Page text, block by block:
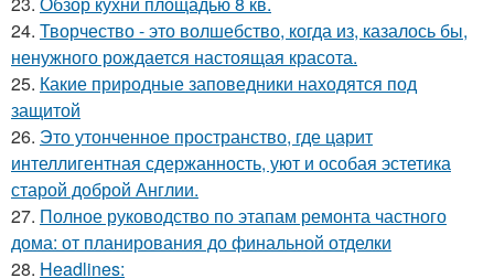
24. Творчество - это волшебство, когда из, казалось бы,
ненужного рождается настоящая красота.
25. Какие природные заповедники находятся под
защитой
26. Это утонченное пространство, где царит
интеллигентная сдержанность, уют и особая эстетика
старой доброй Англии.
27. Полное руководство по этапам ремонта частного
дома: от планирования до финальной отделки
28. Headlines: